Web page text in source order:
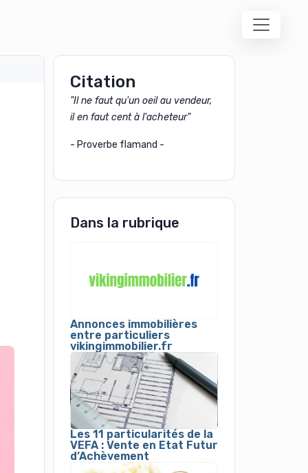
Citation
"Il ne faut qu'un oeil au vendeur,
il en faut cent à l'acheteur"
- Proverbe flamand -
Dans la rubrique
Annonces immobilières
entre particuliers
vikingimmobilier.fr
Les 11 particularités de la
VEFA : Vente en Etat Futur
d’Achèvement